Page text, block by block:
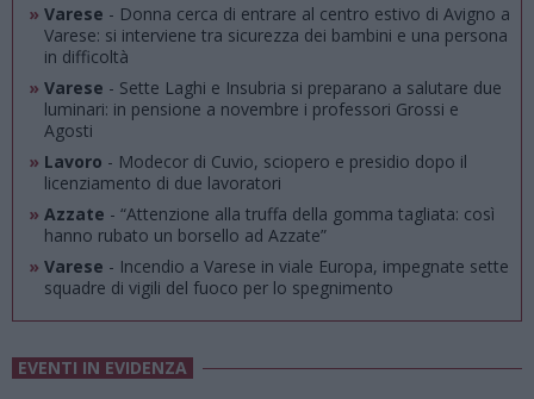
» Varese - Donna cerca di entrare al centro estivo di Avigno a
Varese: si interviene tra sicurezza dei bambini e una persona
in difficoltà
» Varese - Sette Laghi e Insubria si preparano a salutare due
luminari: in pensione a novembre i professori Grossi e
Agosti
» Lavoro - Modecor di Cuvio, sciopero e presidio dopo il
licenziamento di due lavoratori
» Azzate - “Attenzione alla truffa della gomma tagliata: così
hanno rubato un borsello ad Azzate”
» Varese - Incendio a Varese in viale Europa, impegnate sette
squadre di vigili del fuoco per lo spegnimento
EVENTI IN EVIDENZA